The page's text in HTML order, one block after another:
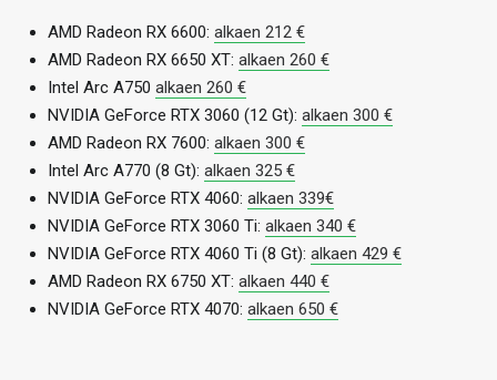
AMD Radeon RX 6600: alkaen 212 €
AMD Radeon RX 6650 XT: alkaen 260 €
Intel Arc A750 alkaen 260 €
NVIDIA GeForce RTX 3060 (12 Gt): alkaen 300 €
AMD Radeon RX 7600: alkaen 300 €
Intel Arc A770 (8 Gt): alkaen 325 €
NVIDIA GeForce RTX 4060: alkaen 339€
NVIDIA GeForce RTX 3060 Ti: alkaen 340 €
NVIDIA GeForce RTX 4060 Ti (8 Gt): alkaen 429 €
AMD Radeon RX 6750 XT: alkaen 440 €
NVIDIA GeForce RTX 4070: alkaen 650 €